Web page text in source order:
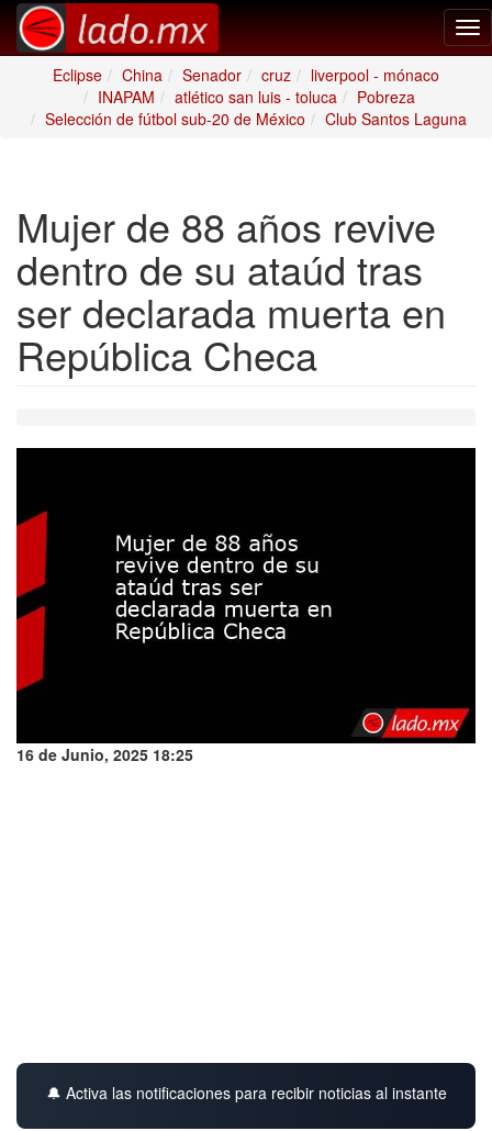
Eclipse
China Senador cruz
liverpool - mónaco
INAPAM
atlético san luis - toluca
Pobreza
Selección de fútbol sub-20 de México
Club Santos Laguna
Mujer de 88 años revive
dentro de su ataúd tras
ser declarada muerta en
República Checa
16 de Junio, 2025 18:25
🔔 Activa las notificaciones para recibir noticias al instante